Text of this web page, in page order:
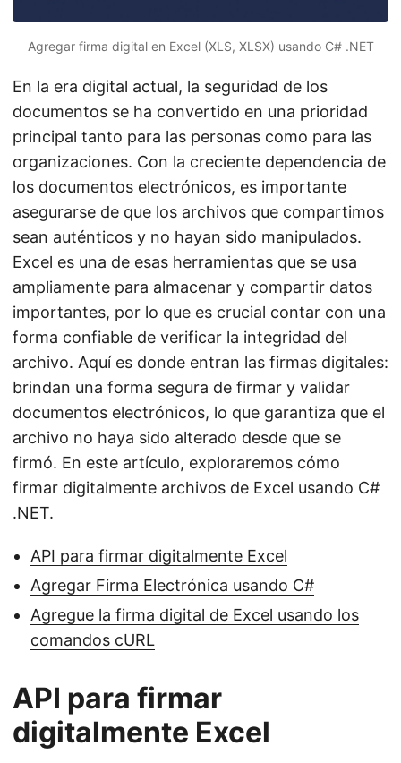
Agregar firma digital en Excel (XLS, XLSX) usando C# .NET
En la era digital actual, la seguridad de los
documentos se ha convertido en una prioridad
principal tanto para las personas como para las
organizaciones. Con la creciente dependencia de
los documentos electrónicos, es importante
asegurarse de que los archivos que compartimos
sean auténticos y no hayan sido manipulados.
Excel es una de esas herramientas que se usa
ampliamente para almacenar y compartir datos
importantes, por lo que es crucial contar con una
forma confiable de verificar la integridad del
archivo. Aquí es donde entran las firmas digitales:
brindan una forma segura de firmar y validar
documentos electrónicos, lo que garantiza que el
archivo no haya sido alterado desde que se
firmó. En este artículo, exploraremos cómo
firmar digitalmente archivos de Excel usando C#
.NET.
API para firmar digitalmente Excel
Agregar Firma Electrónica usando C#
Agregue la firma digital de Excel usando los
comandos cURL
API para firmar
digitalmente Excel